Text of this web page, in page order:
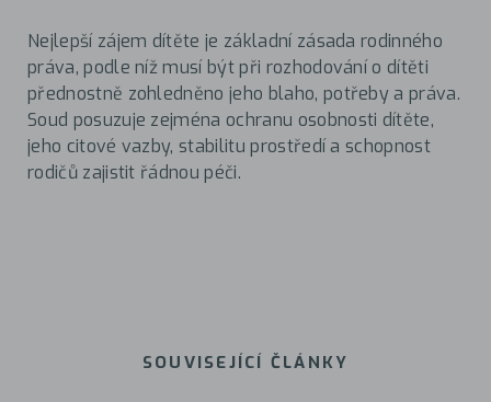
Nejlepší zájem dítěte je základní zásada rodinného
práva, podle níž musí být při rozhodování o dítěti
přednostně zohledněno jeho blaho, potřeby a práva.
Soud posuzuje zejména ochranu osobnosti dítěte,
jeho citové vazby, stabilitu prostředí a schopnost
rodičů zajistit řádnou péči.
SOUVISEJÍCÍ ČLÁNKY